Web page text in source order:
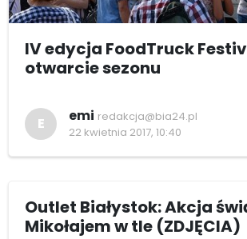
IV edycja FoodTruck
otwarcie sezonu
E emi redakcja@bia24.pl
22 kwietnia 2017, 10:40
Outlet Białystok: Akcja
Mikołajem w tle (ZDJĘCIA)